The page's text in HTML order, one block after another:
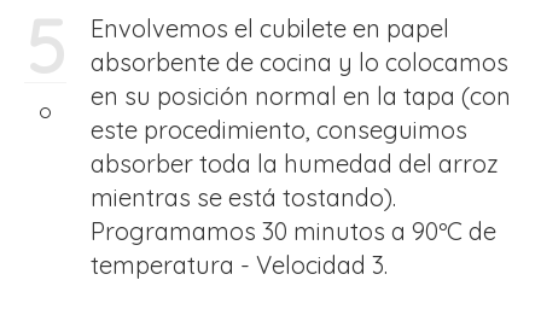
5
Envolvemos el cubilete en papel
absorbente de cocina y lo colocamos
en su posición normal en la tapa (con
este procedimiento, conseguimos
absorber toda la humedad del arroz
mientras se está tostando).
Programamos 30 minutos a 90ºC de
temperatura - Velocidad 3.